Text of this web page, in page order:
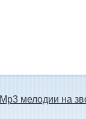
Mp3 мелодии на